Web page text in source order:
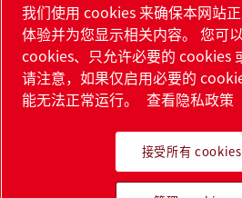
地
图.
cookies18009737
号-2
号
Pioneering
我们使用 cookies 来确保本网站
体验并为您显示相关内容。 您可
cookies、只允许必要的 cookies
请注意，如果仅启用必要的
能无法正常运行。
查看隐私政策
接受所有 cookies